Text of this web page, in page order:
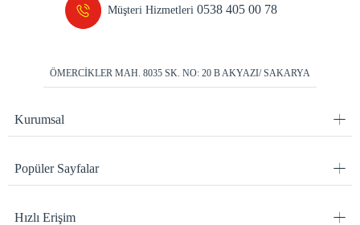
Müşteri Hizmetleri0538 405 00 78
ÖMERCİKLER MAH. 8035 SK. NO: 20 B AKYAZI/ SAKARYA
Kurumsal
Popüler Sayfalar
Hızlı Erişim